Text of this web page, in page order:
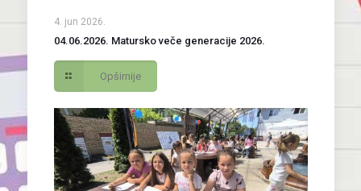
4. jun 2026.
04.06.2026. Matursko veče generacije 2026.
Opširnije